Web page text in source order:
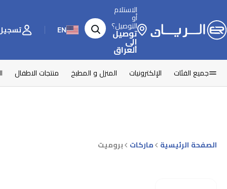
الاستلام
أو
التوصيل؟
توصيل
إلى
العراق
EN تسجيل
جميع الفئات الإلكترونيات المنزل و المطبخ منتجات الاطفال
الصفحة الرئيسية ماركات بروميت